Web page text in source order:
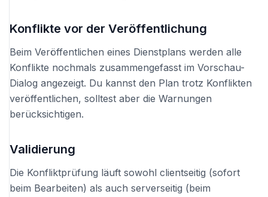
Konflikte vor der Veröffentlichung
Beim Veröffentlichen eines Dienstplans werden alle
Konflikte nochmals zusammengefasst im Vorschau-
Dialog angezeigt. Du kannst den Plan trotz Konflikten
veröffentlichen, solltest aber die Warnungen
berücksichtigen.
Validierung
Die Konfliktprüfung läuft sowohl clientseitig (sofort
beim Bearbeiten) als auch serverseitig (beim